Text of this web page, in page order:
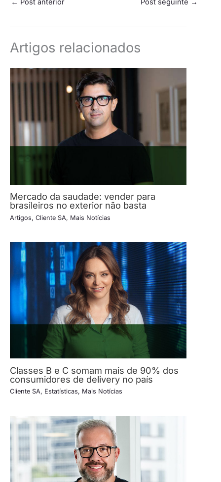
← Post anterior Post seguinte →
Artigos relacionados
Mercado da saudade: vender para
brasileiros no exterior não basta
Artigos, Cliente SA, Mais Notícias
Classes B e C somam mais de 90% dos
consumidores de delivery no país
Cliente SA, Estatísticas, Mais Notícias